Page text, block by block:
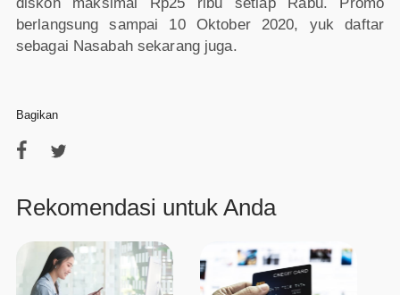
berlangsung sampai 10 Oktober 2020, yuk daftar
sebagai Nasabah sekarang juga.
Bagikan
Rekomendasi untuk Anda